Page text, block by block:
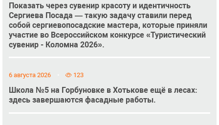
Показать через сувенир красоту и идентичность
Сергиева Посада — такую задачу ставили перед
собой сергиевопосадские мастера, которые приняли
участие во Всероссийском конкурсе «Туристический
сувенир - Коломна 2026».
6 августа 2026 123
Школа №5 на Горбуновке в Хотькове ещё в лесах:
здесь завершаются фасадные работы.